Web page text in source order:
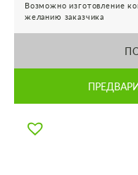
Возможно изготовление
желанию заказчика